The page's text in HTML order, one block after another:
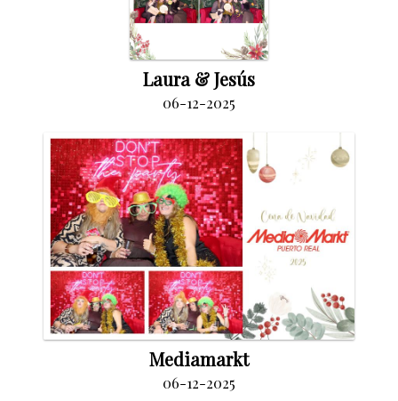
Laura & Jesús
06-12-2025
Mediamarkt
06-12-2025